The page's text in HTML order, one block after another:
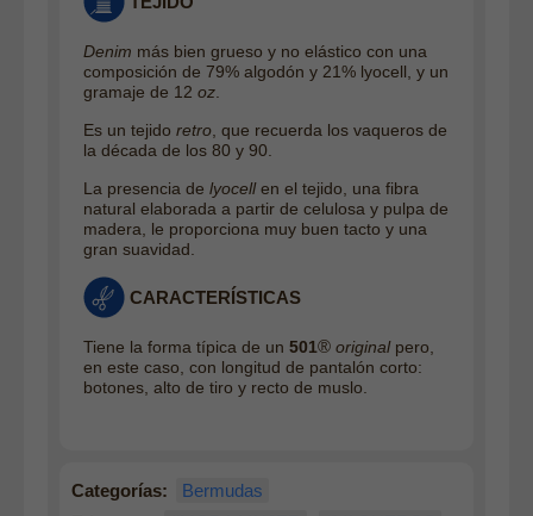
Denim más bien grueso y no elástico con una
composición de 79% algodón y 21% lyocell, y un
gramaje de 12 oz
Es un tejido retro , que recuerda los vaqueros de
la década de los 80 y 90.
La presencia de lyocellen el tejido, una fibra
natural elaborada a partir de celulosa y pulpa de
madera, le proporciona muy buen tacto y una
gran suavidad.
CARACTERÍSTICAS
Tiene la forma típica de un 501® originalpero,
en este caso, con longitud de pantalón corto:
botones, alto de tiro y recto de muslo.
Categorías:
Bermudas